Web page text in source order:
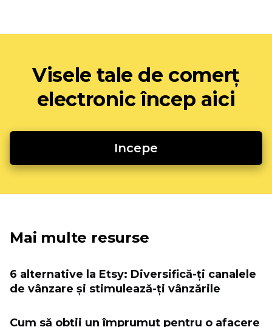
Visele tale de comerț
electronic încep aici
Incepe
Mai multe resurse
6 alternative la Etsy: Diversifică-ți canalele
de vânzare și stimulează-ți vânzările
Cum să obții un împrumut pentru o afacere